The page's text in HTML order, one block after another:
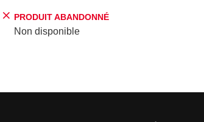
PRODUIT ABANDONNÉ
Non disponible